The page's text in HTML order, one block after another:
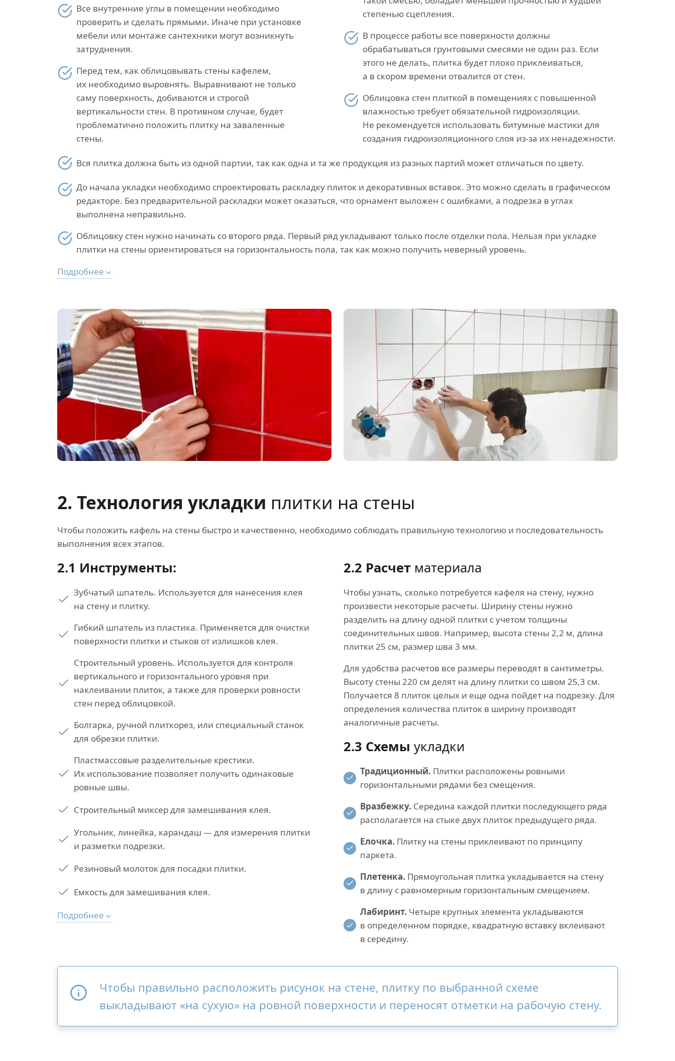
Все внутренние углы в помещении необходимо
проверить и сделать прямыми. Иначе при установке
мебели или монтаже сантехники могут возникнуть
затруднения.
Перед тем, как облицовывать стены кафелем,
их необходимо выровнять. Выравнивают не только
саму поверхность, добиваются и строгой
вертикальности стен. В противном случае, будет
проблематично положить плитку на заваленные
стены.
степенью сцепления.
В процессе работы все поверхности должны
обрабатываться грунтовыми смесями не один раз. Если
этого не делать, плитка будет плохо приклеиваться,
а в скором времени отвалится от стен.
Облицовка стен плиткой в помещениях с повышенной
влажностью требует обязательной гидроизоляции.
Не рекомендуется использовать битумные мастики для
создания гидроизоляционного слоя из-за их ненадежности.
Вся плитка должна быть из одной партии, так как одна и та же продукция из разных партий может отличаться по цвету.
До начала укладки необходимо спроектировать раскладку плиток и декоративных вставок. Это можно сделать в графическом
редакторе. Без предварительной раскладки может оказаться, что орнамент выложен с ошибками, а подрезка в углах
выполнена неправильно.
Облицовку стен нужно начинать со второго ряда. Первый ряд укладывают только после отделки пола. Нельзя при укладке
плитки на стены ориентироваться на горизонтальность пола, так как можно получить неверный уровень.
Подробнее
2. Технология укладки плитки на стены
Чтобы положить кафель на стены быстро и качественно, необходимо соблюдать правильную технологию и последовательность
выполнения всех этапов.
2.1 Инструменты:
Зубчатый шпатель. Используется для нанесения клея
на стену и плитку.
Гибкий шпатель из пластика. Применяется для очистки
поверхности плитки и стыков от излишков клея.
Строительный уровень. Используется для контроля
вертикального и горизонтального уровня при
наклеивании плиток, а также для проверки ровности
стен перед облицовкой.
Болгарка, ручной плиткорез, или специальный станок
для обрезки плитки.
Пластмассовые разделительные крестики.
Их использование позволяет получить одинаковые
ровные швы.
Строительный миксер для замешивания клея.
Угольник, линейка, карандаш — для измерения плитки
и разметки подрезки.
Резиновый молоток для посадки плитки.
Емкость для замешивания клея.
Подробнее
2.2 Расчет материала
Чтобы узнать, сколько потребуется кафеля на стену, нужно
произвести некоторые расчеты. Ширину стены нужно
разделить на длину одной плитки с учетом толщины
соединительных швов. Например, высота стены 2,2 м, длина
плитки 25 см, размер шва 3 мм.
Для удобства расчетов все размеры переводят в сантиметры.
Высоту стены 220 см делят на длину плитки со швом 25,3 см.
Получается 8 плиток целых и еще одна пойдет на подрезку. Для
определения количества плиток в ширину производят
аналогичные расчеты.
2.3 Схемы укладки
Традиционный. Плитки расположены ровными
горизонтальными рядами без смещения.
Вразбежку. Середина каждой плитки последующего ряда
располагается на стыке двух плиток предыдущего ряда.
Елочка. Плитку на стены приклеивают по принципу
паркета.
Плетенка. Прямоугольная плитка укладывается на стену
в длину с равномерным горизонтальным смещением.
Лабиринт. Четыре крупных элемента укладываются
в определенном порядке, квадратную вставку вклеивают
в середину.
Чтобы правильно расположить рисунок на стене, плитку по выбранной схеме
выкладывают «на сухую» на ровной поверхности и переносят отметки на рабочую стену.